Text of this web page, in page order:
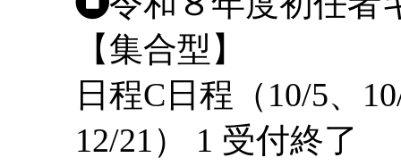
【集合型】
日程C日程（10/5、
12/21） 1 受付終了